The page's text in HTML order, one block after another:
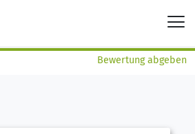
Bewertung abgeben